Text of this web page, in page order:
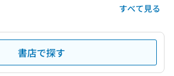
すべて見る
書店で探す